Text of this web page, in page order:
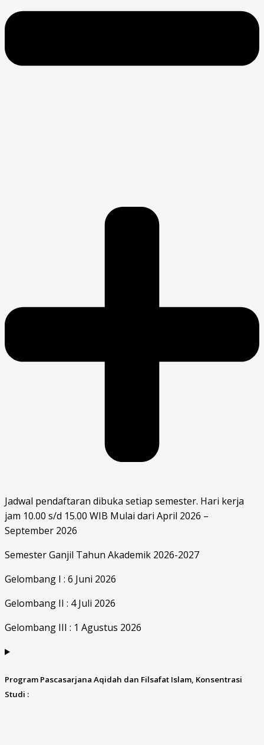
Jadwal pendaftaran dibuka setiap semester. Hari kerja
jam 10.00 s/d 15.00 WIB Mulai dari April 2026 –
September 2026
Semester Ganjil Tahun Akademik 2026-2027
Gelombang I : 6 Juni 2026
Gelombang II : 4 Juli 2026
Gelombang III : 1 Agustus 2026
Program Pascasarjana Aqidah dan Filsafat Islam, Konsentrasi
Studi :